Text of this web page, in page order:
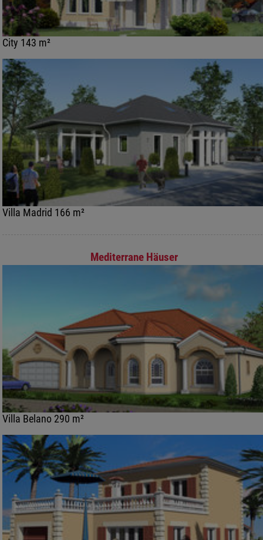
City 143 m²
Villa Madrid 166 m²
Mediterrane Häuser
Villa Belano 290 m²